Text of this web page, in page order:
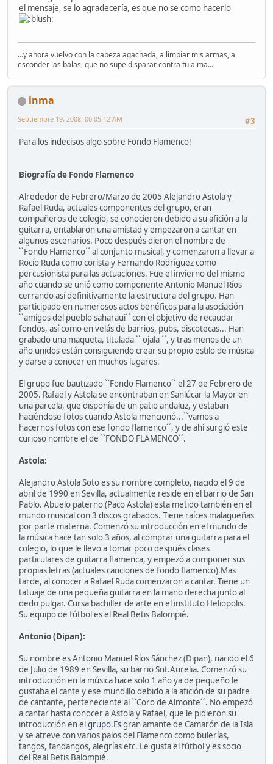
el mensaje, se lo agradecería, es que no se como hacerlo
...y ahora vuelvo con la cabeza agachada, a limpiar mis armas, a
esconder las balas, que no supe disparar contra tu alma...
inma
#3
Septiembre 19, 2008, 00:05:12 AM
Para los indecisos algo sobre Fondo Flamenco!
Biografía de Fondo Flamenco
Alrededor de Febrero/Marzo de 2005 Alejandro Astola y
Rafael Ruda, actuales componentes del grupo, eran
compañeros de colegio, se conocieron debido a su afición a la
guitarra, entablaron una amistad y empezaron a cantar en
algunos escenarios. Poco después dieron el nombre de
``Fondo Flamenco´´ al conjunto musical, y comenzaron a llevar a
Rocío Ruda como corista y Fernando Rodríguez como
percusionista para las actuaciones. Fue el invierno del mismo
año cuando se unió como componente Antonio Manuel Ríos
cerrando así definitivamente la estructura del grupo. Han
participado en numerosos actos benéficos para la asociación
``amigos del pueblo saharaui´´ con el objetivo de recaudar
fondos, así como en velás de barrios, pubs, discotecas... Han
grabado una maqueta, titulada `` ojala ´´, y tras menos de un
año unidos están consiguiendo crear su propio estilo de música
y darse a conocer en muchos lugares.
El grupo fue bautizado ``Fondo Flamenco´´ el 27 de Febrero de
2005. Rafael y Astola se encontraban en Sanlúcar la Mayor en
una parcela, que disponía de un patio andaluz, y estaban
haciéndose fotos cuando Astola mencionó...``vamos a
hacernos fotos con ese fondo flamenco´´, y de ahí surgió este
curioso nombre el de ``FONDO FLAMENCO´´.
Astola:
Alejandro Astola Soto es su nombre completo, nacido el 9 de
abril de 1990 en Sevilla, actualmente reside en el barrio de San
Pablo. Abuelo paterno (Paco Astola) esta metido también en el
mundo musical con 3 discos grabados. Tiene raíces malagueñas
por parte materna. Comenzó su introducción en el mundo de
la música hace tan solo 3 años, al comprar una guitarra para el
colegio, lo que le llevo a tomar poco después clases
particulares de guitarra flamenca, y empezó a componer sus
propias letras (actuales canciones de fondo flamenco).Mas
tarde, al conocer a Rafael Ruda comenzaron a cantar. Tiene un
tatuaje de una pequeña guitarra en la mano derecha junto al
dedo pulgar. Cursa bachiller de arte en el instituto Heliopolis.
Su equipo de fútbol es el Real Betis Balompié.
Antonio (Dipan):
Su nombre es Antonio Manuel Ríos Sánchez (Dipan), nacido el 6
de Julio de 1989 en Sevilla, su barrio Snt.Aurelia. Comenzó su
introducción en la música hace solo 1 año ya de pequeño le
gustaba el cante y ese mundillo debido a la afición de su padre
de cantante, perteneciente al ``Coro de Almonte´´. No empezó
a cantar hasta conocer a Astola y Rafael, que le pidieron su
introducción en elgrupo.Esgran amante de Camarón de la Isla
y se atreve con varios palos del Flamenco como bulerías,
tangos, fandangos, alegrías etc. Le gusta el fútbol y es socio
del Real Betis Balompié.